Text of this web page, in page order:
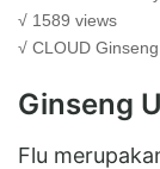
√ 1589 views
√ CLOUD Ginseng
Ginseng
Flu